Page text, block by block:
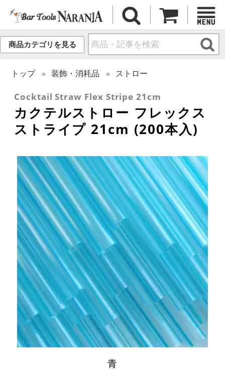
商品カテゴリを見る
トップ 装飾・消耗品 ストロー
Cocktail Straw Flex Stripe 21cm
カクテルストロー フレックス
ストライプ 21cm (200本入)
青